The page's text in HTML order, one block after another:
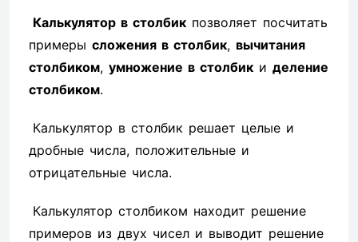
Калькулятор в столбик позволяет посчитать
примеры сложения в столбик, вычитания
столбиком, умножение в столбик и деление
столбиком.
Калькулятор в столбик решает целые и
дробные числа, положительные и
отрицательные числа.
Калькулятор столбиком находит решение
примеров из двух чисел и выводит решение